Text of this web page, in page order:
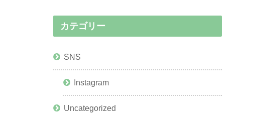
カテゴリー
SNS
Instagram
Uncategorized